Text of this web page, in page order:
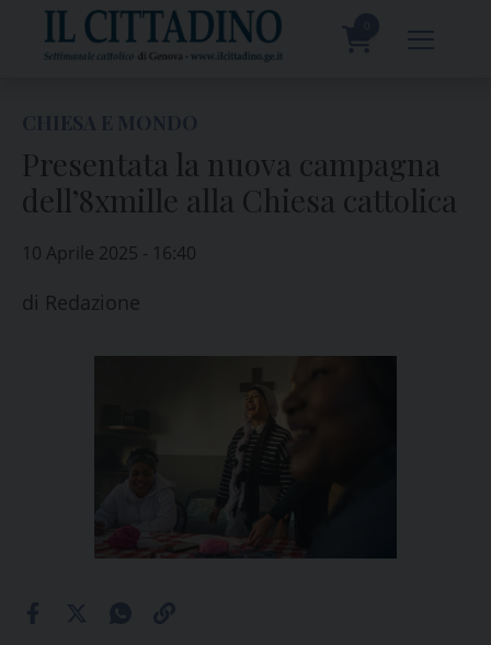
content
Presentata la nuova campagna
dell’8xmille alla Chiesa cattolica
10 Aprile 2025 - 16:40
di Redazione